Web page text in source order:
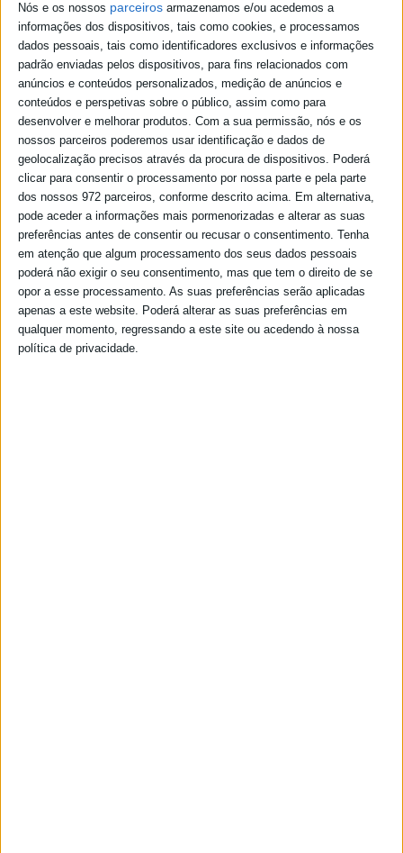
Nós e os nossos parceiros armazenamos e/ou acedemos a
informações dos dispositivos, tais como cookies, e processamos
dados pessoais, tais como identificadores exclusivos e informações
padrão enviadas pelos dispositivos, para fins relacionados com
anúncios e conteúdos personalizados, medição de anúncios e
conteúdos e perspetivas sobre o público, assim como para
desenvolver e melhorar produtos. Com a sua permissão, nós e os
nossos parceiros poderemos usar identificação e dados de
geolocalização precisos através da procura de dispositivos. Poderá
clicar para consentir o processamento por nossa parte e pela parte
dos nossos 972 parceiros, conforme descrito acima. Em alternativa,
pode aceder a informações mais pormenorizadas e alterar as suas
preferências antes de consentir ou recusar o consentimento. Tenha
em atenção que algum processamento dos seus dados pessoais
poderá não exigir o seu consentimento, mas que tem o direito de se
opor a esse processamento. As suas preferências serão aplicadas
apenas a este website. Poderá alterar as suas preferências em
qualquer momento, regressando a este site ou acedendo à nossa
política de privacidade.